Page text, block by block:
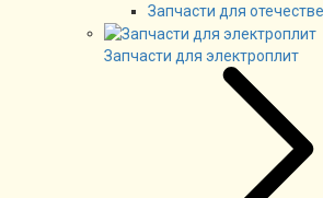
Запчасти для
Запчасти для электроплит